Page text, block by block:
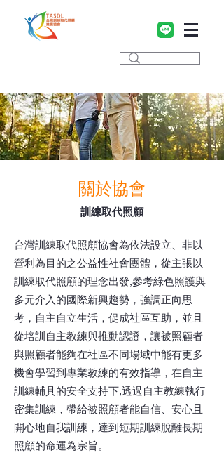
關於協會
訓練取代照顧
台灣訓練取代照顧協會為依法設立、非以
營利為目的之公益性社會團體，從主張以
訓練取代照顧的理念出發,參考綠色照護與
多元介入的國際新興趨勢，強調正向思
考，自主自立生活，促成社區互助，並且
從培訓自主教練與推動認證，讓被照顧者
與照顧者能夠在社區不同場域中能有更多
機會學習到專業教練的有效指導，在自主
訓練輔具的安全支持下,透過自主教練執行
密集訓練，帶給被照顧者能自信、安心且
開心地自我訓練，達到短期訓練脫離長期
照顧的命運為宗旨。